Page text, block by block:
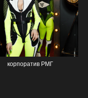
корпоратив РМГ